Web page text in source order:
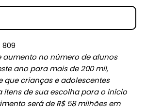
809
aumento no número de alunos
ano para mais de 200 mil,
que crianças e adolescentes
itens de sua escolha para o início
será de R$ 58 milhões em